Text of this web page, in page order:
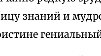
знаний и